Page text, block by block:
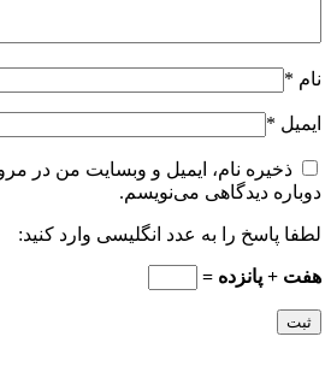
نام *
ایمیل *
ذخیره نام، ایمیل و وبسایت من در
دوباره دیدگاهی می‌نویسم.
لطفا پاسخ را به عدد انگلیسی وارد کنید:
هفت + پانزده =